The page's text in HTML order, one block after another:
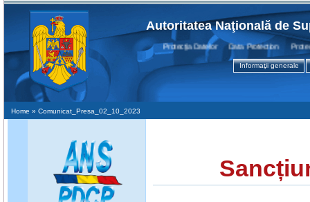
Autoritatea Naţională de
Protecţia Datelor Data Protection
Informaţii generale
Home » Comunicat_Presa_02_10_2023